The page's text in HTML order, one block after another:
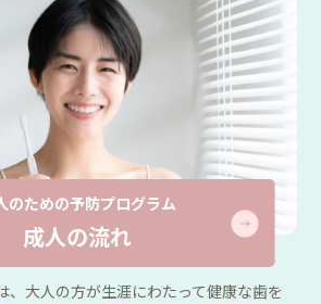
のための予防プログラム
成人の流れ
、大人の方が生涯にわたって健康な歯を